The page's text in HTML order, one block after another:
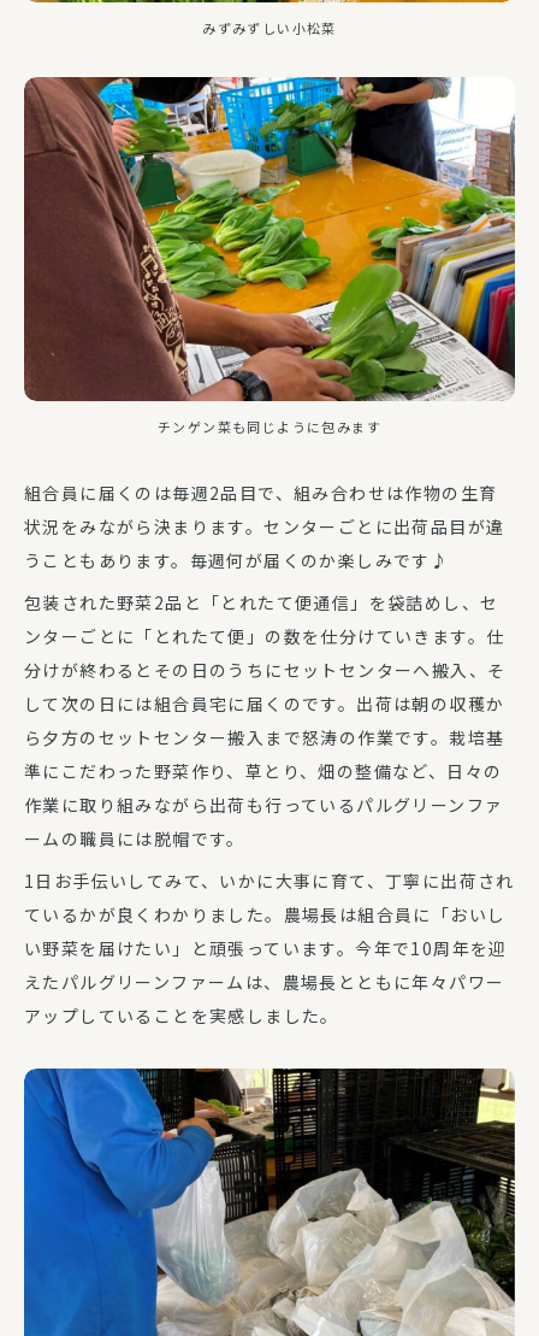
みずみずしい小松菜
チンゲン菜も同じように包みます
組合員に届くのは毎週2品目で、組み合わせは作物の生育
状況をみながら決まります。センターごとに出荷品目が違
うこともあります。毎週何が届くのか楽しみです♪
包装された野菜2品と「とれたて便通信」を袋詰めし、セ
ンターごとに「とれたて便」の数を仕分けていきます。仕
分けが終わるとその日のうちにセットセンターへ搬入、そ
して次の日には組合員宅に届くのです。出荷は朝の収穫か
ら夕方のセットセンター搬入まで怒涛の作業です。栽培基
準にこだわった野菜作り、草とり、畑の整備など、日々の
作業に取り組みながら出荷も行っているパルグリーンファ
ームの職員には脱帽です。
1日お手伝いしてみて、いかに大事に育て、丁寧に出荷され
ているかが良くわかりました。農場長は組合員に「おいし
い野菜を届けたい」と頑張っています。今年で10周年を迎
えたパルグリーンファームは、農場長とともに年々パワー
アップしていることを実感しました。